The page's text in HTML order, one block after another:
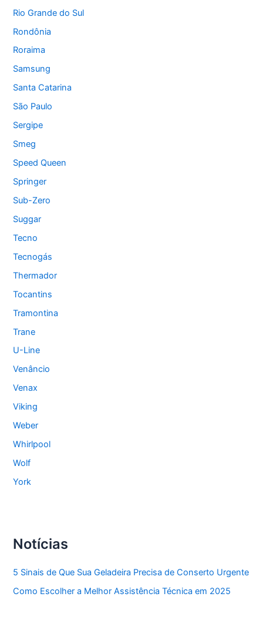
Rio Grande do Sul
Rondônia
Roraima
Samsung
Santa Catarina
São Paulo
Sergipe
Smeg
Speed Queen
Springer
Sub-Zero
Suggar
Tecno
Tecnogás
Thermador
Tocantins
Tramontina
Trane
U-Line
Venâncio
Venax
Viking
Weber
Whirlpool
Wolf
York
Notícias
5 Sinais de Que Sua Geladeira Precisa de Conserto Urgente
Como Escolher a Melhor Assistência Técnica em 2025